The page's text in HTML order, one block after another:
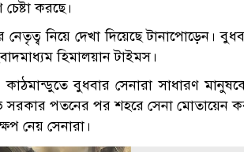
চেষ্টা করছে।
নেতৃত্ব নিয়ে দেখা দিয়েছে টানাপোড়েন।
হিমালয়ান টাইমস।
বুধবার সেনারা সাধারণ
সরকার পতনের পর শহরে সেনা মোতায়েন
নেয় সেনারা।